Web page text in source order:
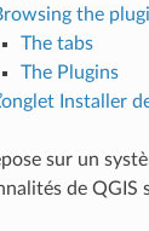
the
The tabs
The Plugins
Installer
sur un
de QGIS